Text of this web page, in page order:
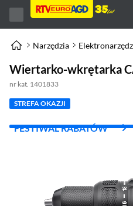
Narzędzia
Wiertarko-wkrętarka
nr kat. 1401833
STREFA OKAZJI
FESTIWAL RABATÓW